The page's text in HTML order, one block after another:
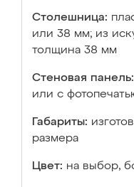
Столешница:
или 38 мм; из
толщина 38 мм
Стеновая панель:
или с
Габариты:
размера
Цвет: на выбор,